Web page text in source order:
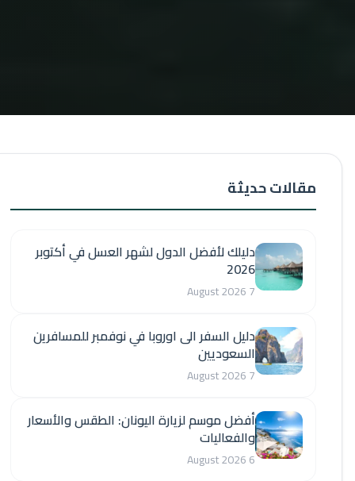
مقالات حديثة
دليلك لأفضل الدول لشهر العسل في أكتوبر
2026
7 August 2026
دليل السفر الى اوروبا في نوفمبر للمسافرين
السعوديين
7 August 2026
أفضل موسم لزيارة اليونان: الطقس والأسعار
والفعاليات
6 August 2026